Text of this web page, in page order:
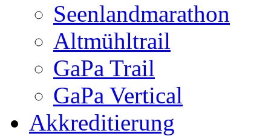
Seenlandmarathon
Altmühltrail
GaPa Trail
GaPa Vertical
Akkreditierung